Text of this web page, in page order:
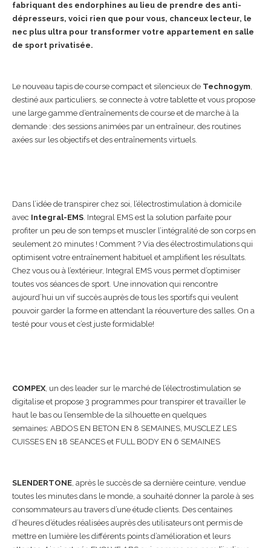
fabriquant des endorphines au lieu de prendre des anti-
dépresseurs, voici rien que pour vous, chanceux lecteur, le
nec plus ultra pour transformer votre appartement en salle
de sport privatisée.
Le nouveau tapis de course compact et silencieux de Technogym,
destiné aux particuliers, se connecte à votre tablette et vous propose
une large gamme d’entraînements de course et de marche à la
demande : des sessions animées par un entraîneur, des routines
axées sur les objectifs et des entraînements virtuels.
Dans l’idée de transpirer chez soi, l’électrostimulation à domicile
avec Integral-EMS. Integral EMS est la solution parfaite pour
profiter un peu de son temps et muscler l’intégralité de son corps en
seulement 20 minutes ! Comment ? Via des électrostimulations qui
optimisent votre entraînement habituel et amplifient les résultats.
Chez vous ou à l’extérieur, Integral EMS vous permet d’optimiser
toutes vos séances de sport. Une innovation qui rencontre
aujourd’hui un vif succès auprès de tous les sportifs qui veulent
pouvoir garder la forme en attendant la réouverture des salles. On a
testé pour vous et c’est juste formidable!
COMPEX, un des leader sur le marché de l’électrostimulation se
digitalise et propose 3 programmes pour transpirer et travailler le
haut le bas ou l’ensemble de la silhouette en quelques
semaines: ABDOS EN BETON EN 8 SEMAINES, MUSCLEZ LES
CUISSES EN 18 SEANCES et FULL BODY EN 6 SEMAINES
SLENDERTONE, après le succès de sa dernière ceinture, vendue
toutes les minutes dans le monde, a souhaité donner la parole à ses
consommateurs au travers d’une étude clients. Des centaines
d’heures d’études réalisées auprès des utilisateurs ont permis de
mettre en lumière les différents points d’amélioration et leurs